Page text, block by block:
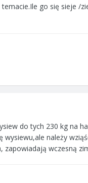
go się sieje /
do tych 230 kg na
należy
zapowiadają wczesną